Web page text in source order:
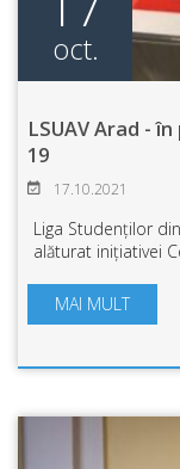
oct.
LSUAV Arad -
19
17.10.2021
Liga Studenților
alăturat inițiativei
Vieți’’.Voluntarii
MAI MULT